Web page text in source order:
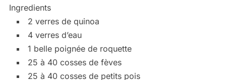
Ingredients
2 verres de quinoa
4 verres d’eau
1 belle poignée de roquette
25 à 40 cosses de fèves
25 à 40 cosses de petits pois